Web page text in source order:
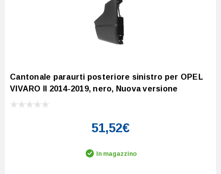
Cantonale paraurti posteriore sinistro per OPEL
VIVARO II 2014-2019, nero, Nuova versione
51,52€
In magazzino